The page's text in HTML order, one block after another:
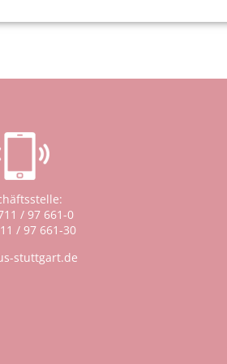
/ 97 661-0
/ 97 661-30
stuttgart.de